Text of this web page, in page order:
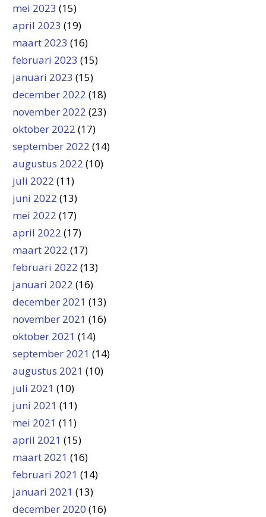
mei 2023 (15)
april 2023 (19)
maart 2023 (16)
februari 2023 (15)
januari 2023 (15)
december 2022 (18)
november 2022 (23)
oktober 2022 (17)
september 2022 (14)
augustus 2022 (10)
juli 2022 (11)
juni 2022 (13)
mei 2022 (17)
april 2022 (17)
maart 2022 (17)
februari 2022 (13)
januari 2022 (16)
december 2021 (13)
november 2021 (16)
oktober 2021 (14)
september 2021 (14)
augustus 2021 (10)
juli 2021 (10)
juni 2021 (11)
mei 2021 (11)
april 2021 (15)
maart 2021 (16)
februari 2021 (14)
januari 2021 (13)
december 2020 (16)